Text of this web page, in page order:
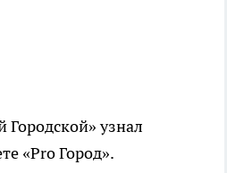
узнал
«Pro Город».